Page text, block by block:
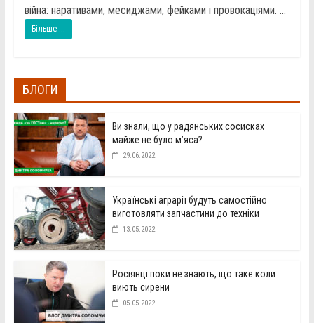
війна: наративами, месиджами, фейками і провокаціями. ...
Більше ...
БЛОГИ
Ви знали, що у радянських сосисках
майже не було м’яса?
29.06.2022
Українські аграрії будуть самостійно
виготовляти запчастини до техніки
13.05.2022
Росіянці поки не знають, що таке коли
виють сирени
05.05.2022